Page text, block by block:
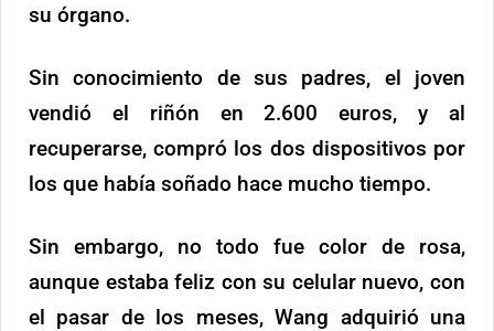
su órgano.
Sin conocimiento de sus padres, el joven
vendió el riñón en 2.600 euros, y al
recuperarse, compró los dos dispositivos por
los que había soñado hace mucho tiempo.
Sin embargo, no todo fue color de rosa,
aunque estaba feliz con su celular nuevo, con
el pasar de los meses, Wang adquirió una